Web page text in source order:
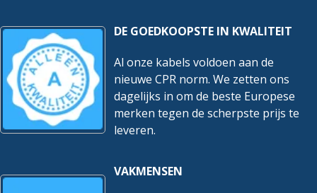
DE GOEDKOOPSTE IN KWALITEIT
Al onze kabels voldoen aan de
nieuwe CPR norm. We zetten ons
dagelijks in om de beste Europese
merken tegen de scherpste prijs te
leveren.
VAKMENSEN